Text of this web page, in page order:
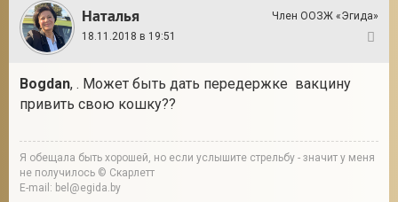
Наталья
Член ООЗЖ «Эгида»
18.11.2018 в 19:51
Bogdan, . Может быть дать передержке вакцину
привить свою кошку??
Я обещала быть хорошей, но если услышите стрельбу - значит у меня
не получилось © Скарлетт
E-mail: bel@egida.by